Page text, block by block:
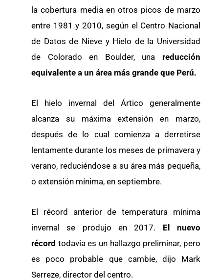
la cobertura media en otros picos de marzo
entre 1981 y 2010, según el Centro Nacional
de Datos de Nieve y Hielo de la Universidad
de Colorado en Boulder, una reducción
equivalente a un área más grande que Perú.
El hielo invernal del Ártico generalmente
alcanza su máxima extensión en marzo,
después de lo cual comienza a derretirse
lentamente durante los meses de primavera y
verano, reduciéndose a su área más pequeña,
o extensión mínima, en septiembre.
El récord anterior de temperatura mínima
invernal se produjo en 2017. El nuevo
récord todavía es un hallazgo preliminar, pero
es poco probable que cambie, dijo Mark
Serreze, director del centro.